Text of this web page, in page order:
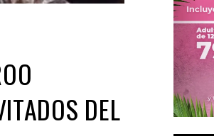
DEL